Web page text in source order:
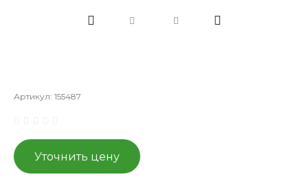
Артикул: 155487
Уточнить цену